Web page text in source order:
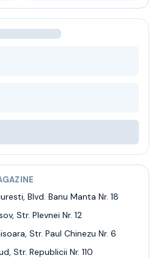
, Blvd. Banu Manta Nr. 18
, Str. Plevnei Nr. 12
, Str. Paul Chinezu Nr. 6
, Str. Republicii Nr. 110